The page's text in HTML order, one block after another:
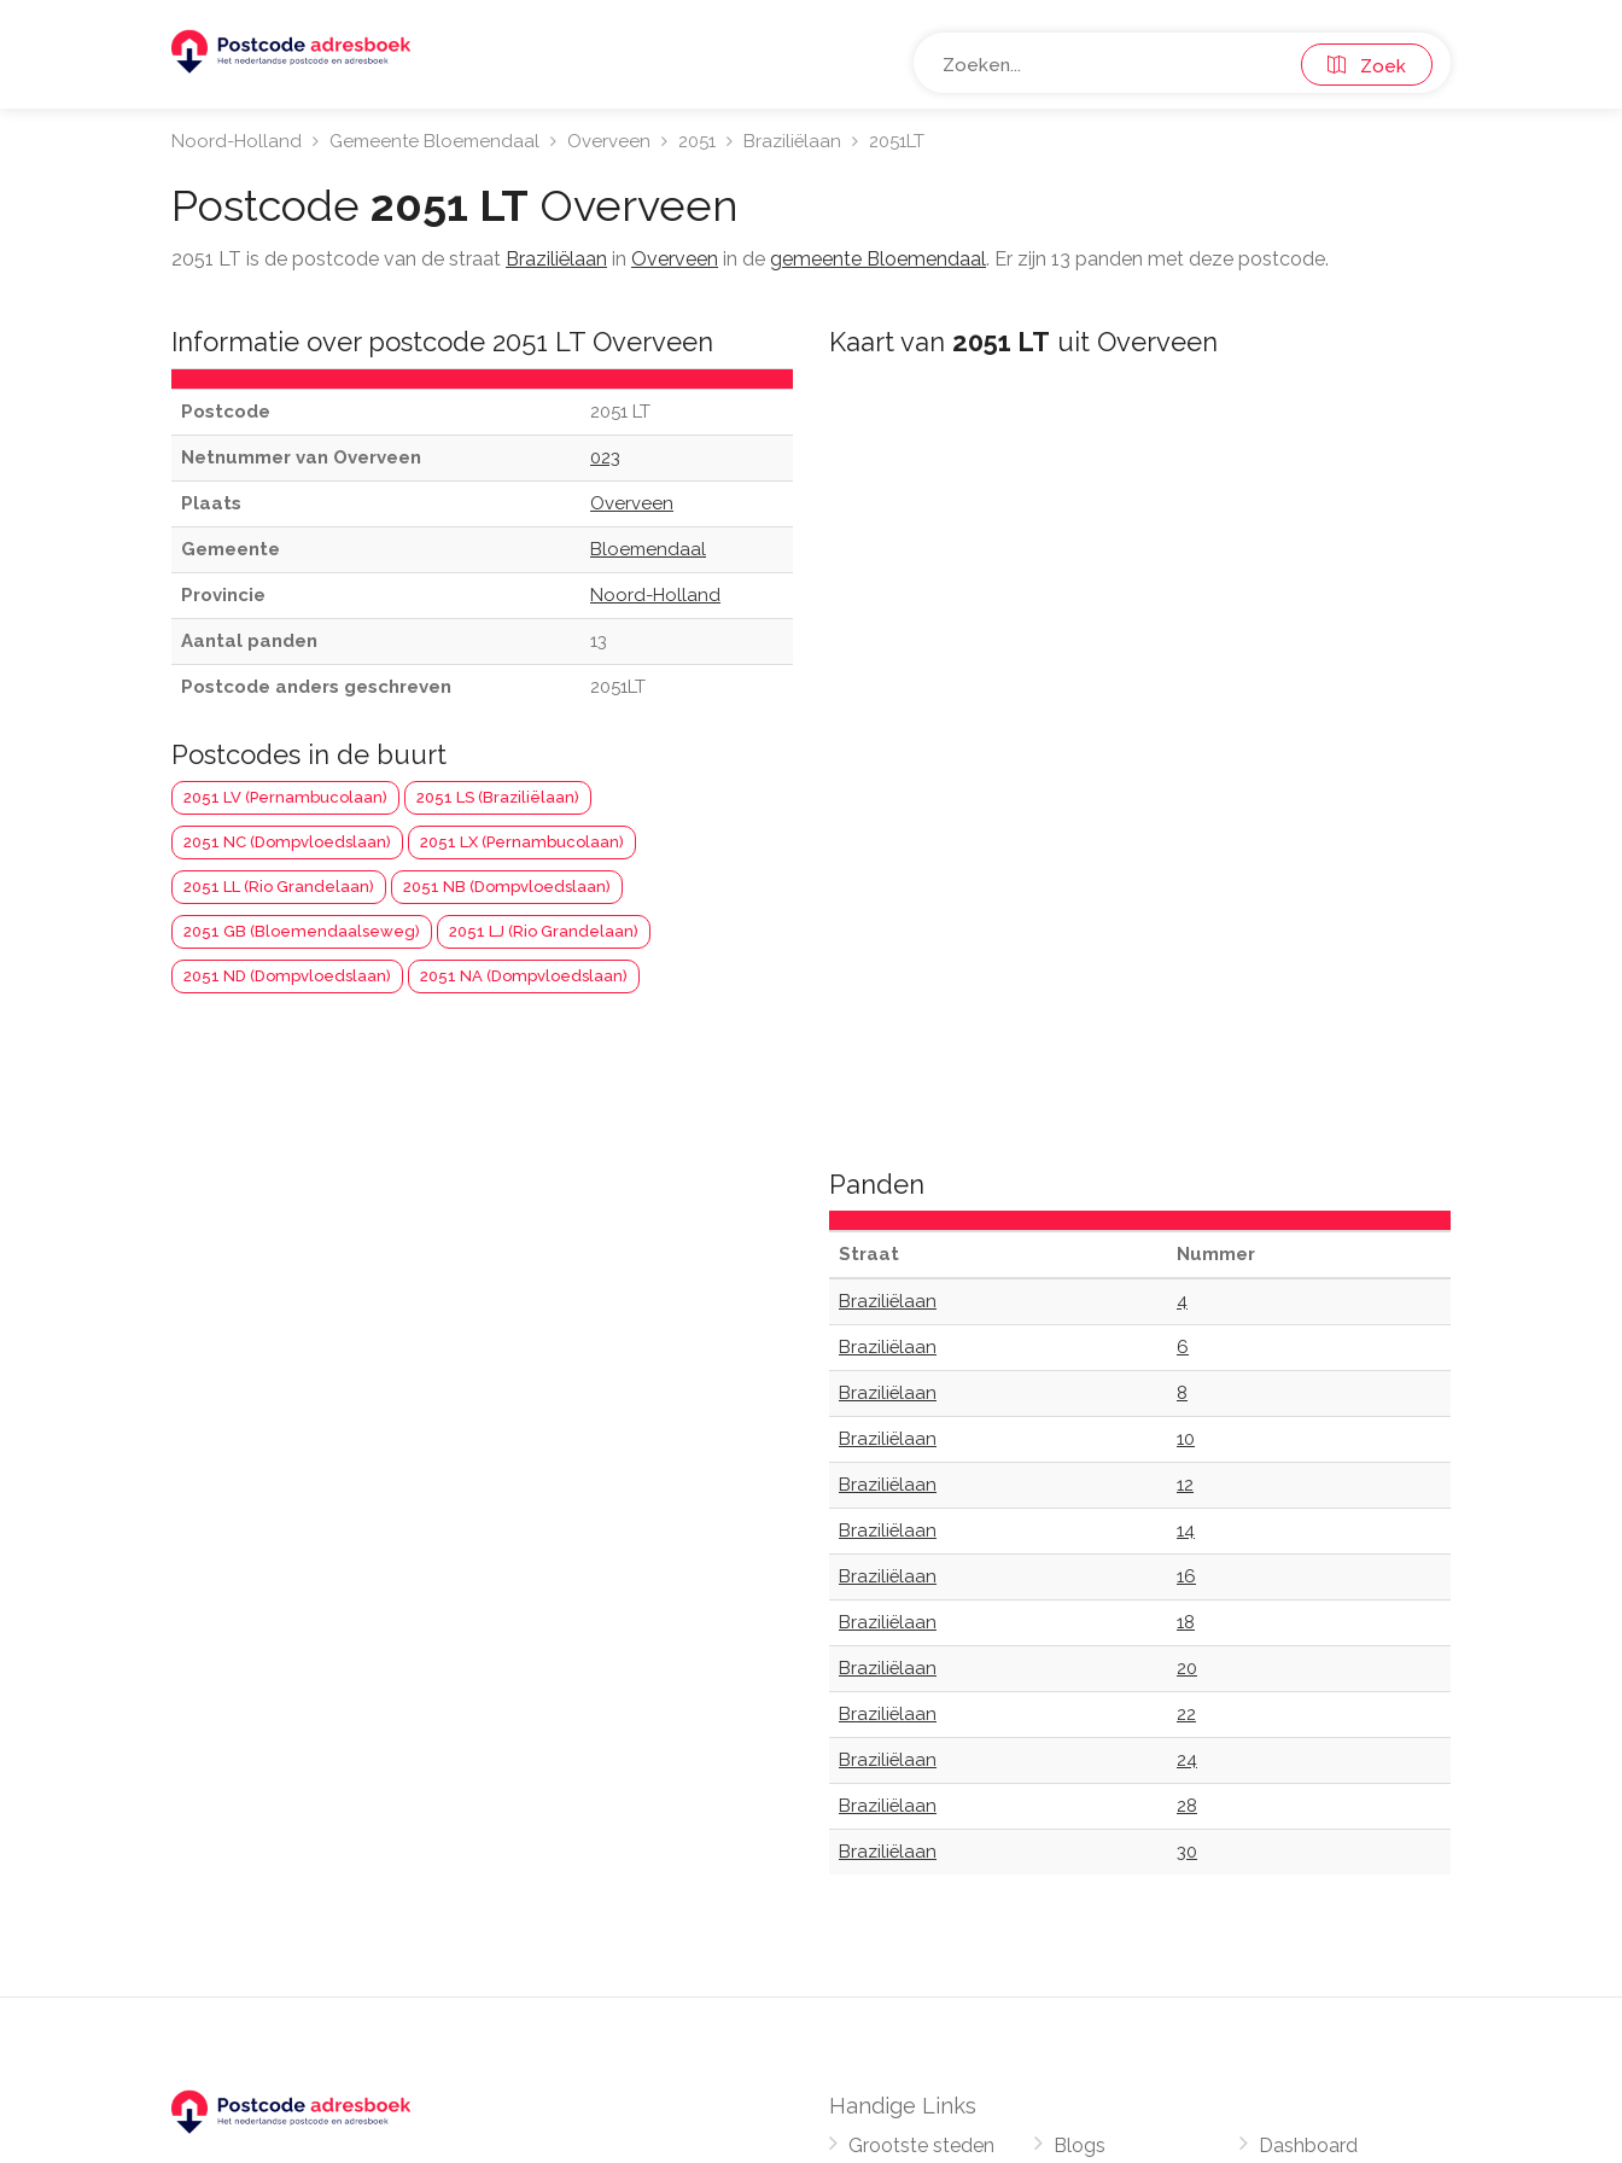
Zoek
Noord-Holland Gemeente Bloemendaal Overveen 2051 Braziliëlaan 2051LT
Postcode 2051 LT Overveen
2051 LT is de postcode van de straat Braziliëlaan in Overveen in de gemeente Bloemendaal. Er zijn 13 panden met deze postcode.
Informatie over postcode 2051 LT Overveen
Postcode 2051 LT
Netnummer van Overveen 023
Plaats Overveen
Gemeente Bloemendaal
Provincie Noord-Holland
Aantal panden 13
Postcode anders geschreven 2051LT
Postcodes in de buurt
2051 LV (Pernambucolaan) 2051 LS (Braziliëlaan)
2051 NC (Dompvloedslaan) 2051 LX (Pernambucolaan)
2051 LL (Rio Grandelaan) 2051 NB (Dompvloedslaan)
2051 GB (Bloemendaalseweg) 2051 LJ (Rio Grandelaan)
2051 ND (Dompvloedslaan) 2051 NA (Dompvloedslaan)
Kaart van 2051 LT uit Overveen
Panden
Straat Nummer
Braziliëlaan 4
Braziliëlaan 6
Braziliëlaan 8
Braziliëlaan 10
Braziliëlaan 12
Braziliëlaan 14
Braziliëlaan 16
Braziliëlaan 18
Braziliëlaan 20
Braziliëlaan 22
Braziliëlaan 24
Braziliëlaan 28
Braziliëlaan 30
Handige Links
Grootste steden Blogs Dashboard